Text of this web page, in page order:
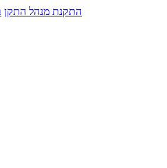
התקנת מנהל התקן